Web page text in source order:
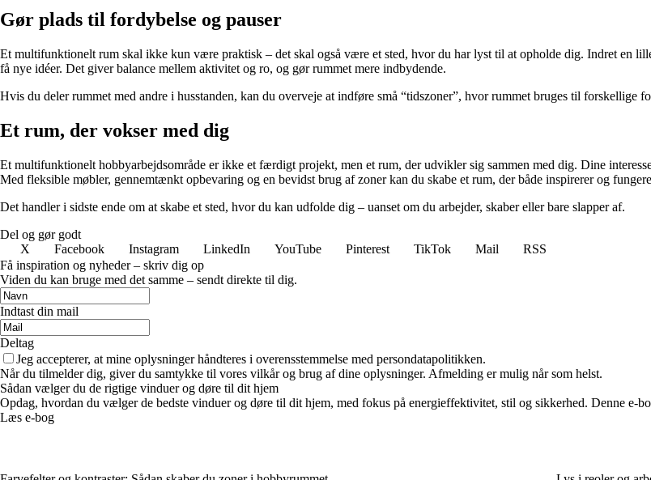
Gør plads til fordybelse og pauser
Et multifunktionelt rum skal ikke kun være praktisk – det skal også være et sted, hvor du har lyst til at opholde dig. Indret en
få nye idéer. Det giver balance mellem aktivitet og ro, og gør rummet mere indbydende.
Hvis du deler rummet med andre i husstanden, kan du overveje at indføre små “tidszoner”, hvor rummet bruges til forskellige
Et rum, der vokser med dig
Et multifunktionelt hobbyarbejdsområde er ikke et færdigt projekt, men et rum, der udvikler sig sammen med dig. Dine
Med fleksible møbler, gennemtænkt opbevaring og en bevidst brug af zoner kan du skabe et rum, der både inspirerer og
Det handler i sidste ende om at skabe et sted, hvor du kan udfolde dig – uanset om du arbejder, skaber eller bare slapper af.
Del og gør godt
X
Facebook Instagram LinkedIn YouTube Pinterest TikTok Mail
RSS
Få inspiration og nyheder – skriv dig op
Viden du kan bruge med det samme – sendt direkte til dig.
Indtast din mail
Deltag
Jeg accepterer, at mine oplysninger håndteres i overensstemmelse med persondatapolitikken.
Når du tilmelder dig, giver du samtykke til vores vilkår og brug af dine oplysninger. Afmelding er mulig når som helst.
Sådan vælger du de rigtige vinduer og døre til dit hjem
Opdag, hvordan du vælger de bedste vinduer og døre til dit hjem, med fokus på energieffektivitet, stil og sikkerhed. Denne
Læs e-bog